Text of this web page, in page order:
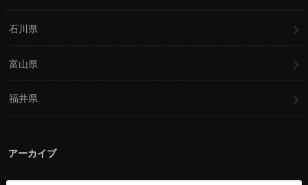
石川県
富山県
福井県
アーカイブ